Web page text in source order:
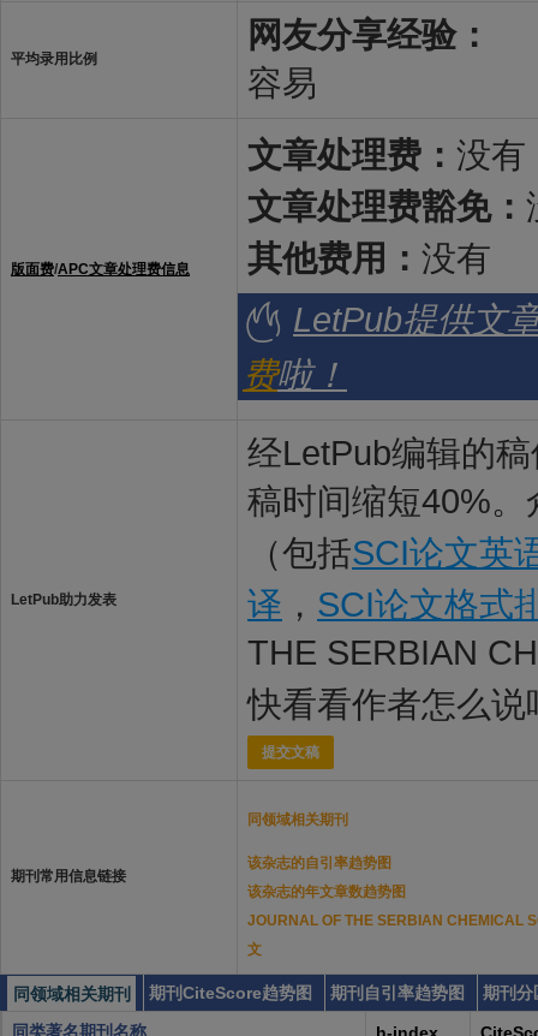
平均录用比例
网友分享经验：
容易
版面费/APC文章处理费信息
文章处理费： 没有
文章处理费豁免：
其他费用： 没有
LetPub提供文
费啦！
LetPub助力发表
经LetPub编辑的
稿时间缩短40%
（包括SCI论文英
译 ， SCI论文格式
THE SERBIAN
快看看作者怎么说
提交文稿
期刊常用信息链接
同领域相关期刊
该杂志的自引率趋势图
该杂志的年文章数趋势图
JOURNAL OF THE SERBIAN CHEMICAL
文
同领域相关期刊 期刊CiteScore趋势图 期刊自引率趋势图
期刊分
同类著名期刊名称